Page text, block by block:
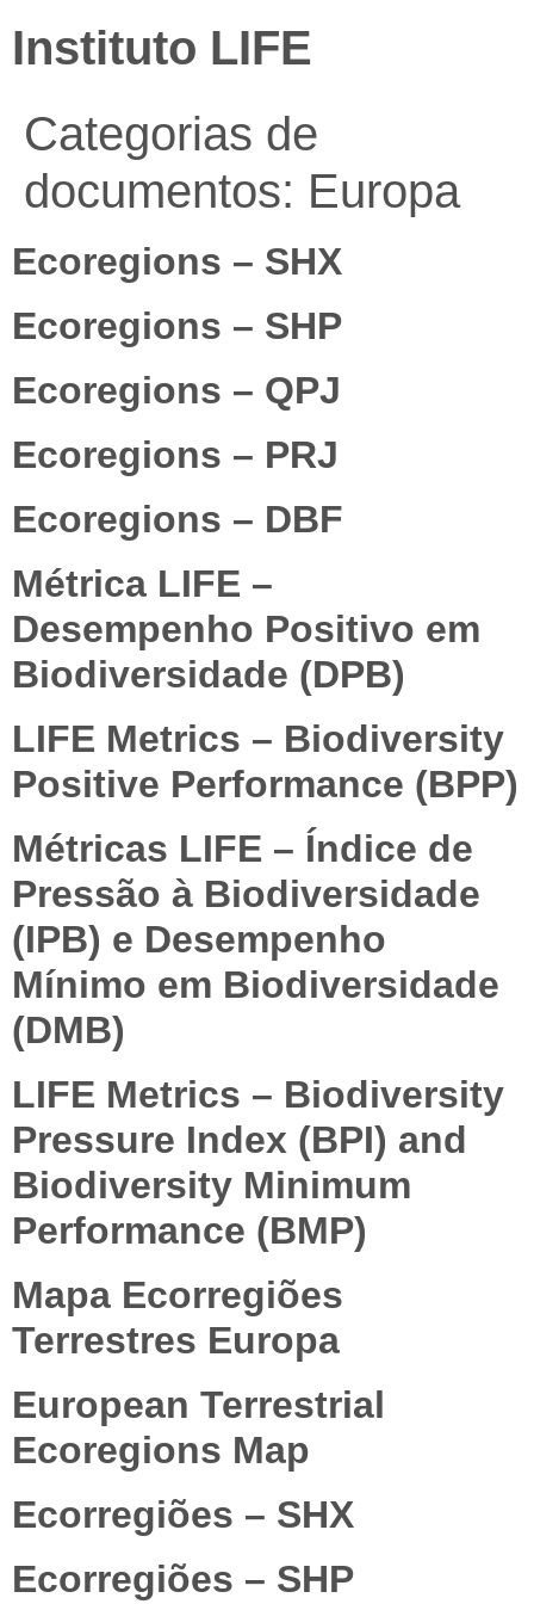
Instituto LIFE
Categorias de
documentos: Europa
Ecoregions – SHX
Ecoregions – SHP
Ecoregions – QPJ
Ecoregions – PRJ
Ecoregions – DBF
Métrica LIFE –
Desempenho Positivo em
Biodiversidade (DPB)
LIFE Metrics – Biodiversity
Positive Performance (BPP)
Métricas LIFE – Índice de
Pressão à Biodiversidade
(IPB) e Desempenho
Mínimo em Biodiversidade
(DMB)
LIFE Metrics – Biodiversity
Pressure Index (BPI) and
Biodiversity Minimum
Performance (BMP)
Mapa Ecorregiões
Terrestres Europa
European Terrestrial
Ecoregions Map
Ecorregiões – SHX
Ecorregiões – SHP